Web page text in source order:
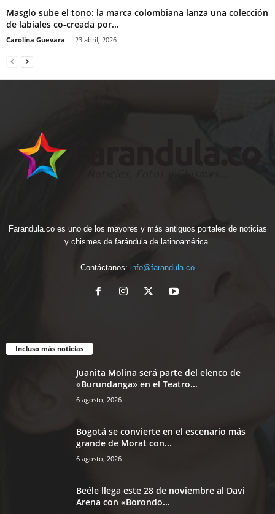
Masglo sube el tono: la marca colombiana lanza una colección
de labiales co-creada por...
Carolina Guevara - 23 abril, 2026
Farandula.co es uno de los mayores y más antiguos portales de noticias
y chismes de farándula de latinoamérica.
Contáctanos: info@farandula.co
Incluso más noticias
Juanita Molina será parte del elenco de
«Burundanga» en el Teatro...
6 agosto, 2026
Bogotá se convierte en el escenario más
grande de Morat con...
6 agosto, 2026
Beéle llega este 28 de noviembre al Davi
Arena con «Borondo...